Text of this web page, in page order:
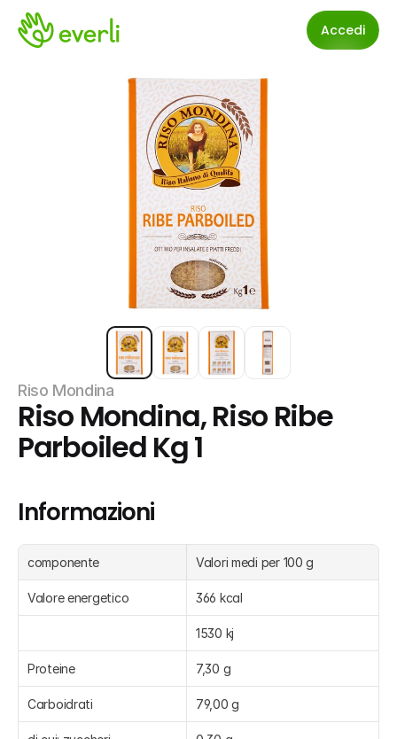
Accedi
Riso Mondina
Riso Mondina, Riso Ribe
Parboiled Kg 1
Informazioni
componente Valori medi per 100 g
Valore energetico 366 kcal
1530 kj
Proteine 7,30 g
Carboidrati 79,00 g